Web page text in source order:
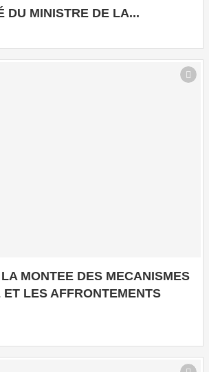
DU MINISTRE DE LA...
MONTEE DES MECANISMES
ET LES AFFRONTEMENTS